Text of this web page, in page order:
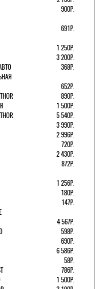
900Р.
691Р.
1 250Р.
3 200Р.
368Р.
652Р.
890Р.
1 500Р.
5 540Р.
3 990Р.
2 996Р.
720Р.
2 430Р.
872Р.
1 256Р.
180Р.
147Р.
4 567Р.
598Р.
690Р.
6 586Р.
58Р.
786Р.
1 500Р.